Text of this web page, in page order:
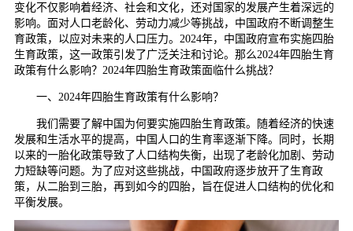
变化不仅影响着经济、社会和文化，还对国家的发展产生着深远的
影响。面对人口老龄化、劳动力减少等挑战，中国政府不断调整生
育政策，以应对未来的人口压力。2024年，中国政府宣布实施四胎
生育政策，这一政策引发了广泛关注和讨论。那么2024年四胎生育
政策有什么影响？2024年四胎生育政策面临什么挑战？
一、2024年四胎生育政策有什么影响？
我们需要了解中国为何要实施四胎生育政策。随着经济的快速
发展和生活水平的提高，中国人口的生育率逐渐下降。同时，长期
以来的一胎化政策导致了人口结构失衡，出现了老龄化加剧、劳动
力短缺等问题。为了应对这些挑战，中国政府逐步放开了生育政
策，从二胎到三胎，再到如今的四胎，旨在促进人口结构的优化和
平衡发展。